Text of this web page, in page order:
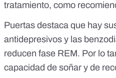
tratamiento, como
Puertas destaca que hay
antidepresivos y las
reducen fase REM. Por lo
capacidad de soñar y de